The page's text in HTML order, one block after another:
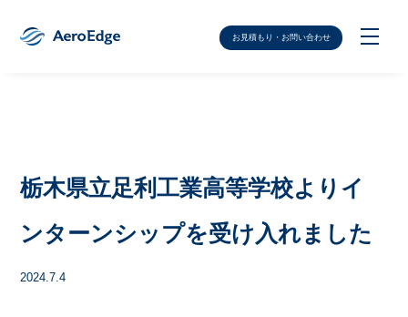
お見積もり・お問い合わせ
栃木県立足利工業高等学校よりイ
ンターンシップを受け入れました
2024.7.4